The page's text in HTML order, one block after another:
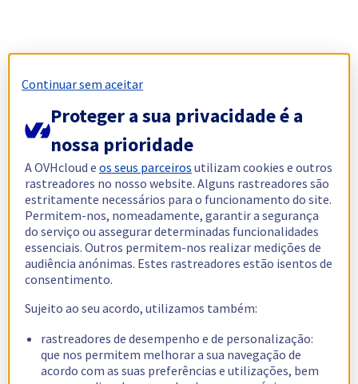
Continuar sem aceitar
Proteger a sua privacidade é a
nossa prioridade
A OVHcloud eos seus parceiros utilizam cookies e outros
rastreadores no nosso website. Alguns rastreadores são
estritamente necessários para o funcionamento do site.
Permitem-nos, nomeadamente, garantir a segurança
do serviço ou assegurar determinadas funcionalidades
essenciais. Outros permitem-nos realizar medições de
audiência anónimas. Estes rastreadores estão isentos de
consentimento.
Sujeito ao seu acordo, utilizamos também:
rastreadores de desempenho e de personalização:
que nos permitem melhorar a sua navegação de
acordo com as suas preferências e utilizações, bem